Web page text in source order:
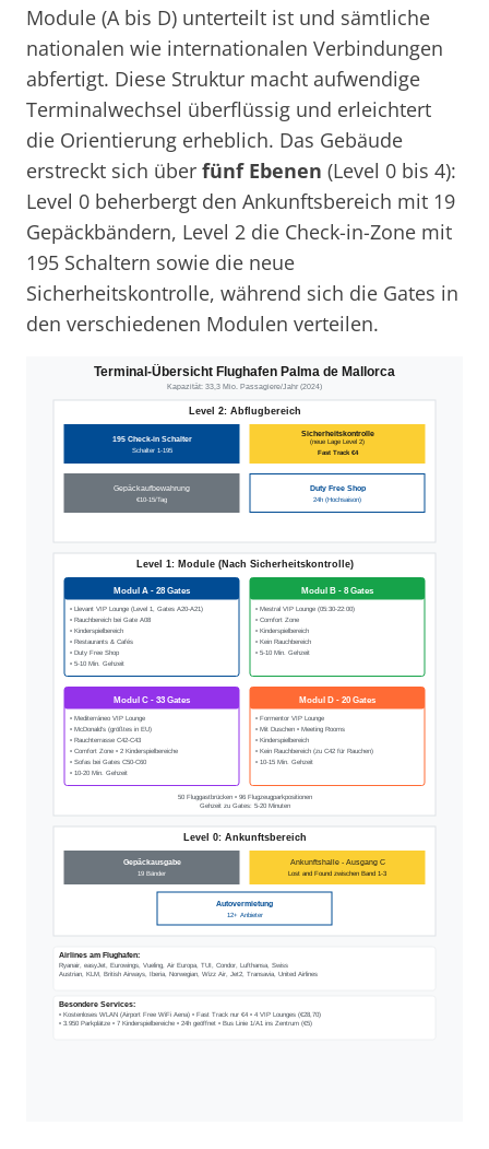
Module (A bis D) unterteilt ist und sämtliche
nationalen wie internationalen Verbindungen
abfertigt. Diese Struktur macht aufwendige
Terminalwechsel überflüssig und erleichtert
die Orientierung erheblich. Das Gebäude
erstreckt sich über fünf Ebenen (Level 0 bis 4):
Level 0 beherbergt den Ankunftsbereich mit 19
Gepäckbändern, Level 2 die Check-in-Zone mit
195 Schaltern sowie die neue
Sicherheitskontrolle, während sich die Gates in
den verschiedenen Modulen verteilen.